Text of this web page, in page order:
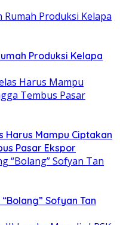
Produksi Kelapa
Harus Mampu Ciptakan
Pasar Ekspor
Sofyan Tan